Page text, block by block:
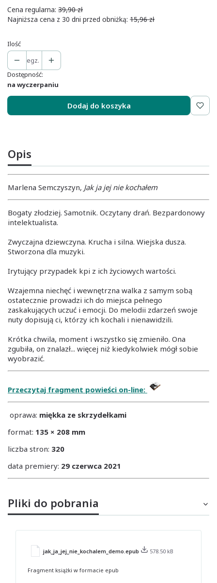
Cena regularna: 39,90 zł
Najniższa cena z 30 dni przed obniżką: 15,96 zł
Ilość
egz.
Dostępność:
na wyczerpaniu
Dodaj do koszyka
Opis
Marlena Semczyszyn, Jak ja jej nie kochałem
Bogaty złodziej. Samotnik. Oczytany drań. Bezpardonowy
intelektualista.
Zwyczajna dziewczyna. Krucha i silna. Wiejska dusza.
Stworzona dla muzyki.
Irytujący przypadek kpi z ich życiowych wartości.
Wzajemna niechęć i wewnętrzna walka z samym sobą
ostatecznie prowadzi ich do miejsca pełnego
zaskakujących uczuć i emocji. Do melodii zdarzeń swoje
nuty dopisują ci, którzy ich kochali i nienawidzili.
Krótka chwila, moment i wszystko się zmieniło. Ona
zgubiła, on znalazł... więcej niż kiedykolwiek mógł sobie
wyobrazić.
Przeczytaj fragment powieści on-line:
oprawa: miękka ze skrzydełkami
format: 135 × 208 mm
liczba stron: 320
data premiery: 29 czerwca 2021
Pliki do pobrania
jak_ja_jej_nie_kochalem_demo.epub 578.50 kB
Fragment książki w formacie epub